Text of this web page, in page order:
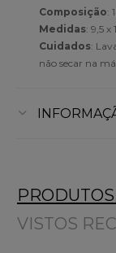
Composição:
Medidas: 9,5 x
Cuidados:
não secar na
VISTOS